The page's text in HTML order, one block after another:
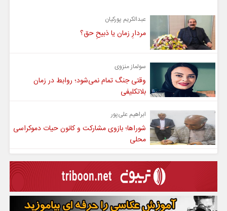
عبدالکریم پورکیان
مردارِ زمان یا ذبیحِ حق؟
سولماز منزوی
وقتی جنگ تمام نمی‌شود؛ روابط در زمان
بلاتکلیفی
ابراهیم علی‌پور
شوراها؛ بازوی مشارکت و کانون حیات دموکراسی
محلی